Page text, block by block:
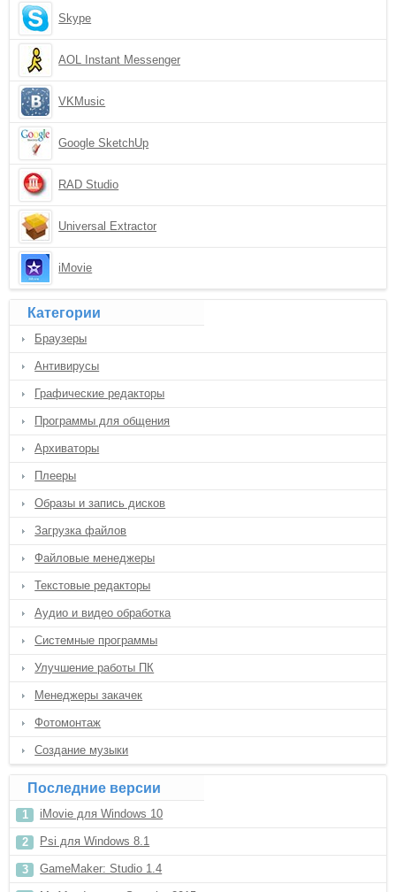
Skype
AOL Instant Messenger
VKMusic
Google SketchUp
RAD Studio
Universal Extractor
iMovie
Категории
Браузеры
Антивирусы
Графические редакторы
Программы для общения
Архиваторы
Плееры
Образы и запись дисков
Загрузка файлов
Файловые менеджеры
Текстовые редакторы
Аудио и видео обработка
Системные программы
Улучшение работы ПК
Менеджеры закачек
Фотомонтаж
Создание музыки
Последние версии
iMovie для Windows 10
Psi для Windows 8.1
GameMaker: Studio 1.4